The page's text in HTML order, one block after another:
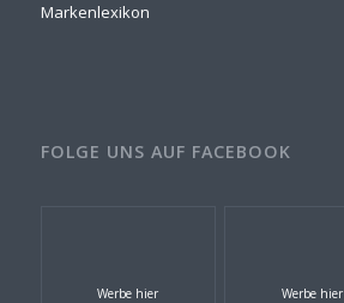
Markenlexikon
FOLGE UNS AUF FACEBOOK
Werbe hier Werbe hier